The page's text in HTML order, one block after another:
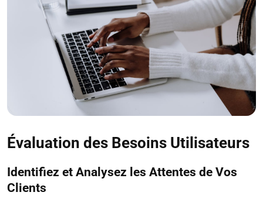
Évaluation des Besoins Utilisateurs
Identifiez et Analysez les Attentes de Vos
Clients